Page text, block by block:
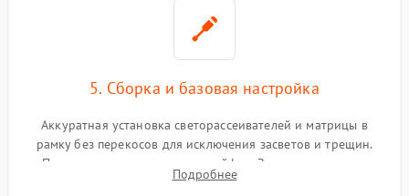
5. Сборка и базовая настройка
Аккуратная установка светорассеивателей и матрицы в
рамку без перекосов для исключения засветов и трещин.
Подключение внутренних шлейфов. Закрытие корпуса.
Сброс настроек и обновление программного обеспечения.
Подробнее